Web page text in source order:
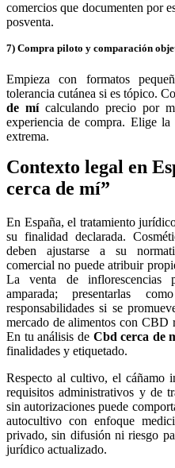
comercios que documenten por
posventa.
7) Compra piloto y comparación
Empieza con formatos
tolerancia cutánea si es tópico.
de mícalculando precio por
experiencia de compra. Elige la
extrema.
Contexto legal en
cerca de mí”
En España, el tratamiento
su finalidad declarada.
deben ajustarse a su
comercial no puede atribuir
La venta de inflorescencias
amparada; presentarlas
responsabilidades si se
mercado de alimentos con CBD
En tu análisis de Cbd cerca de
finalidades y etiquetado.
Respecto al cultivo, el cáñamo
requisitos administrativos y de
sin autorizaciones puede
autocultivo con enfoque
privado, sin difusión ni riesgo
jurídico actualizado.